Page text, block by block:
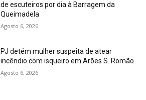
de escuteiros por dia à Barragem da
Queimadela
Agosto 6, 2026
PJ detém mulher suspeita de atear
incêndio com isqueiro em Arões S. Romão
Agosto 6, 2026